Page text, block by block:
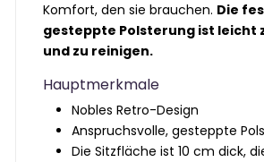
Komfort, den sie brauchen. Die
gesteppte Polsterung ist leicht
und zu reinigen.
Hauptmerkmale
Nobles Retro-Design
Anspruchsvolle, gesteppte
Die Sitzfläche ist 10 cm dick,